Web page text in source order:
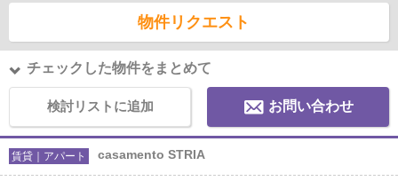
物件リクエスト
チェックした物件をまとめて
検討リストに追加 お問い合わせ
賃貸｜アパート casamento STRIA